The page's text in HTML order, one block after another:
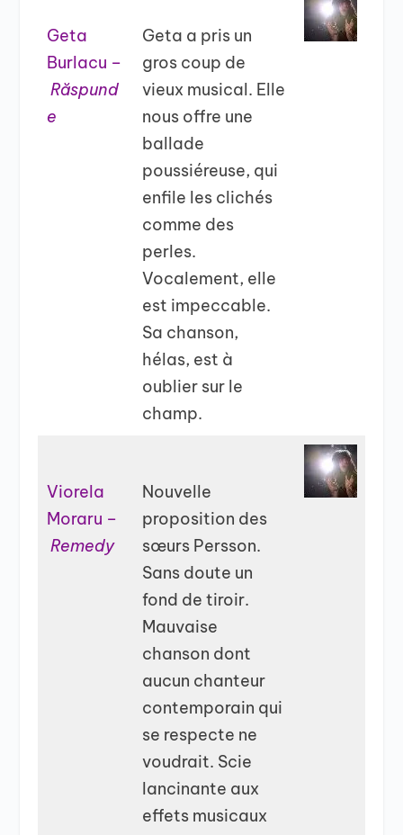
Geta
Burlacu –
Răspund
e
Geta a pris un
gros coup de
vieux musical. Elle
nous offre une
ballade
poussiéreuse, qui
enfile les clichés
comme des
perles.
Vocalement, elle
est impeccable.
Sa chanson,
hélas, est à
oublier sur le
champ.
Viorela
Moraru –
Remedy
Nouvelle
proposition des
sœurs Persson.
Sans doute un
fond de tiroir.
Mauvaise
chanson dont
aucun chanteur
contemporain qui
se respecte ne
voudrait. Scie
lancinante aux
effets musicaux